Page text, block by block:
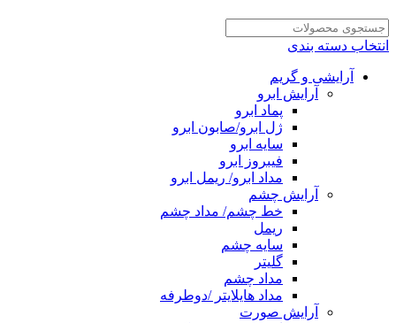
انتخاب دسته بندی
آرایشی و گریم
آرایش ابرو
پماد ابرو
ژل ابرو/صابون ابرو
سایه ابرو
فیبروز ابرو
مداد ابرو/ ریمل ابرو
آرایش چشم
خط چشم/ مداد چشم
ریمل
سایه چشم
گلیتر
مداد چشم
مداد هایلایتر /دوطرفه
آرایش صورت